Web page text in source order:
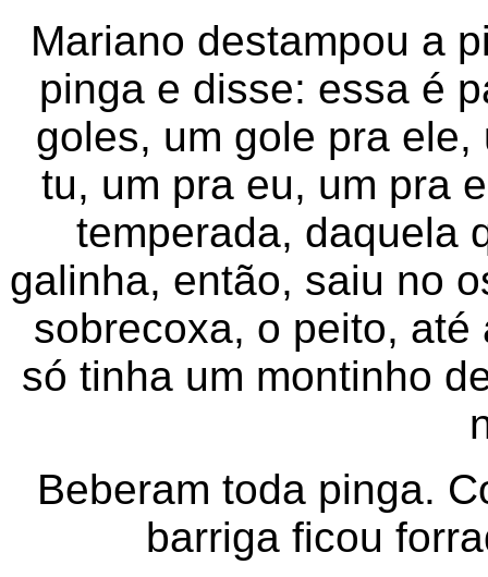
Mariano destampou a
pinga e disse: essa é
goles, um gole pra
tu, um pra eu, um pra
temperada, daquela
galinha, então, saiu no
sobrecoxa, o peito,
só tinha um montinho
Beberam toda pinga.
barriga ficou